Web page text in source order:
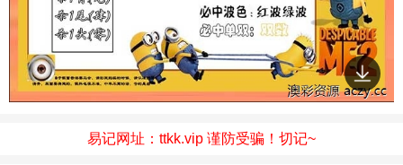
易记网址：ttkk.vip 谨防受骗！切记~